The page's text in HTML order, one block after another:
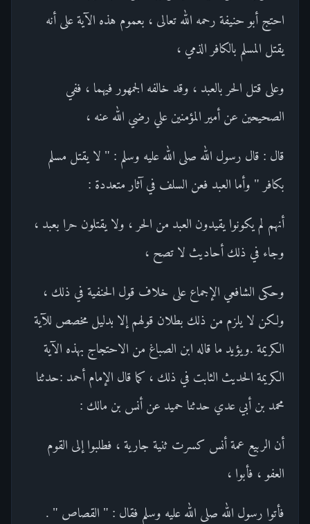
احتج أبو حنيفة رحمه الله تعالى ، بعموم هذه الآية على أنه
يقتل المسلم بالكافر الذمي ،
وعلى قتل الحر بالعبد ، وقد خالفه الجمهور فيهما ، ففي
الصحيحين عن أمير المؤمنين علي رضي الله عنه ،
قال : قال رسول الله صلى الله عليه وسلم : " لا يقتل مسلم
بكافر " وأما العبد فعن السلف في آثار متعددة :
أنهم لم يكونوا يقيدون العبد من الحر ، ولا يقتلون حرا بعبد ،
وجاء في ذلك أحاديث لا تصح ،
وحكى الشافعي الإجماع على خلاف قول الحنفية في ذلك ،
ولكن لا يلزم من ذلك بطلان قولهم إلا بدليل مخصص للآية
الكريمة .ويؤيد ما قاله ابن الصباغ من الاحتجاج بهذه الآية
الكريمة الحديث الثابت في ذلك ، كما قال الإمام أحمد :حدثنا
محمد بن أبي عدي حدثنا حميد عن أنس بن مالك :
أن الربيع عمة أنس كسرت ثنية جارية ، فطلبوا إلى القوم
العفو ، فأبوا ،
فأتوا رسول الله صلى الله عليه وسلم فقال : " القصاص " .